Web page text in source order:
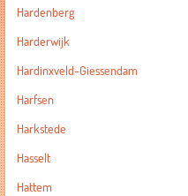
Hardenberg
Harderwijk
Hardinxveld-Giessendam
Harfsen
Harkstede
Hasselt
Hattem